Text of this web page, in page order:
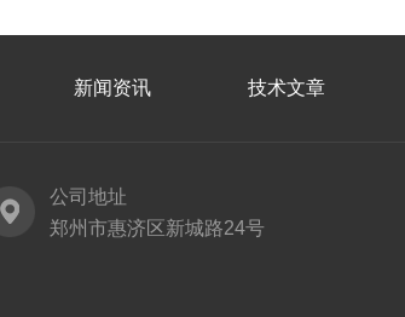
新闻资讯 技术文章
公司地址
郑州市惠济区新城路24号